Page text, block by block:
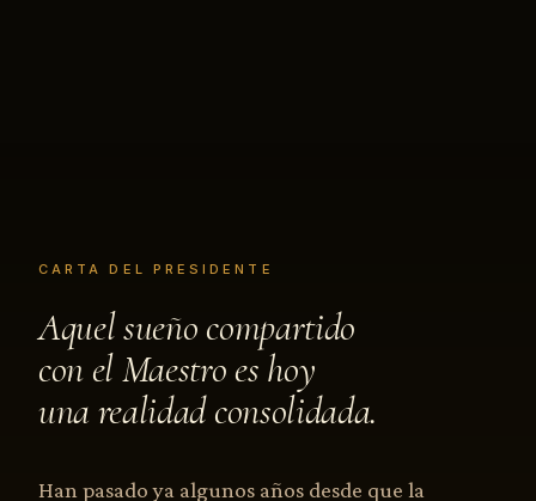
CARTA DEL PRESIDENTE
Aquel sueño compartido
con el Maestro es hoy
una realidad consolidada.
Han pasado ya algunos años desde que la